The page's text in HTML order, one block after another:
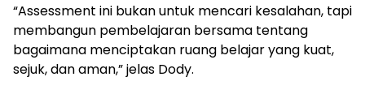
“Assessment ini bukan untuk mencari kesalahan, tapi
membangun pembelajaran bersama tentang
bagaimana menciptakan ruang belajar yang kuat,
sejuk, dan aman,” jelas Dody.